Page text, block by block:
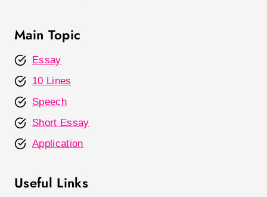
Main Topic
Essay
10 Lines
Speech
Short Essay
Application
Useful Links